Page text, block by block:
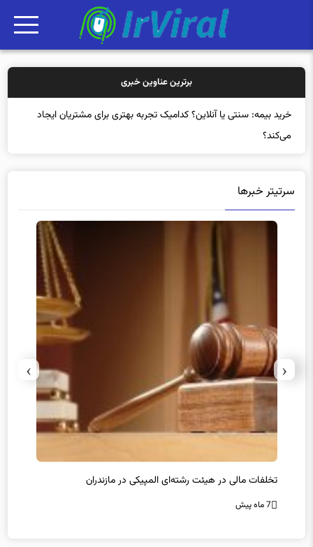
برترین عناوین خبری
خرید بیمه
تخلفات مالی در هیئت رشته‌ای المپیکی در مازندران
7 ماه پیش